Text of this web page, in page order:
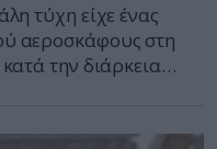
τύχη είχε ένας
αεροσκάφους στη
την διάρκεια
μέτρα από το